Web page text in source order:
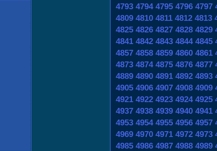
4793 4794 4795 4796 4797
4809 4810 4811 4812 4813
4825 4826 4827 4828 4829
4841 4842 4843 4844 4845
4857 4858 4859 4860 4861
4873 4874 4875 4876 4877
4889 4890 4891 4892 4893
4905 4906 4907 4908 4909
4921 4922 4923 4924 4925
4937 4938 4939 4940 4941
4953 4954 4955 4956 4957
4969 4970 4971 4972 4973
4985 4986 4987 4988 4989